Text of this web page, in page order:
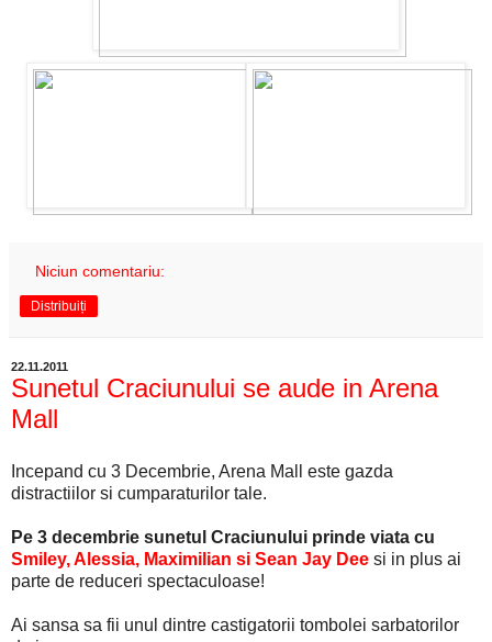
Niciun comentariu:
Distribuiți
22.11.2011
Sunetul Craciunului se aude in Arena
Mall
Incepand cu 3 Decembrie, Arena Mall este gazda
distractiilor si cumparaturilor tale.
Pe 3 decembrie sunetul Craciunului prinde viata cu
Smiley, Alessia, Maximilian si Sean Jay Dee si in plus ai
parte de reduceri spectaculoase!
Ai sansa sa fii unul dintre castigatorii tombolei sarbatorilor